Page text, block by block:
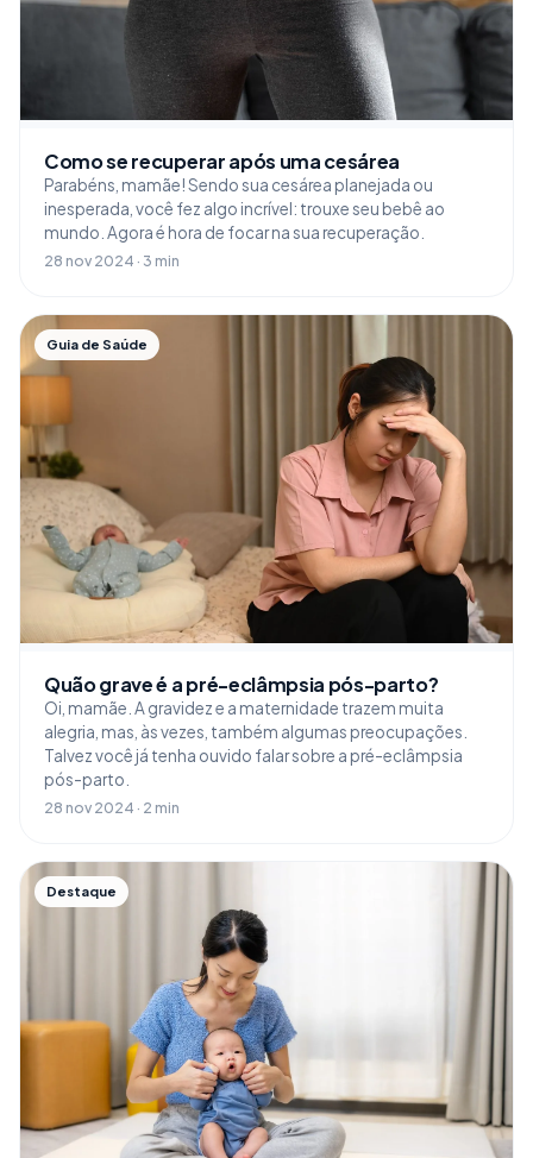
Como se recuperar após uma cesárea
Parabéns, mamãe! Sendo sua cesárea planejada ou
inesperada, você fez algo incrível: trouxe seu bebê ao
mundo. Agora é hora de focar na sua recuperação.
28 nov 2024 · 3 min
Guia de Saúde
Quão grave é a pré-eclâmpsia pós-parto?
Oi, mamãe. A gravidez e a maternidade trazem muita
alegria, mas, às vezes, também algumas preocupações.
Talvez você já tenha ouvido falar sobre a pré-eclâmpsia
pós-parto.
28 nov 2024 · 2 min
Destaque